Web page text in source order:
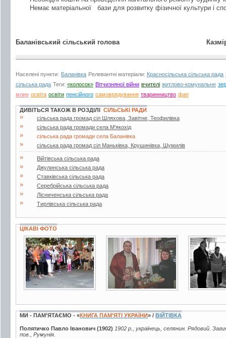
Немає матеріальної бази для розвитку фізичної культури і
Баланівський сільський голова
Населені пункти: Баланівка Релевантні матеріали: Красносільська сільська рада
сільська рада Теги: «колосок» Вітчизняної війни вчителі житлово-комунальне
млин освіта освіти пенсійного самоврядування тваринництво фап
ДИВІТЬСЯ ТАКОЖ В РОЗДІЛІ СІЛЬСЬКІ РАДИ
» сільська рада громад сіл Шляхова, Завітне, Теофилівка
» сільська рада громади села М'якохід
» сільська рада громади села Баланівка
» сільська рада громад сіл Маньківка, Крушинівка, Шумилів
» Війтівська сільська рада
» Джулинська сільська рада
» Ставківська сільська рада
» Серебрійська сільська рада
» Лісниченська сільська рада
» Тирлівська сільська рада
ЦІКАВІ ФОТО
3 фото 3 фото 4 фото
МИ - ПАМ’ЯТАЄМО - «КНИГА ПАМ’ЯТІ УКРАЇНИ» / ВІЙТІВКА
Полятичко Павло Іванович (1902) 1902 р., українець, селянин. Рядовий.
пов., Румунія.